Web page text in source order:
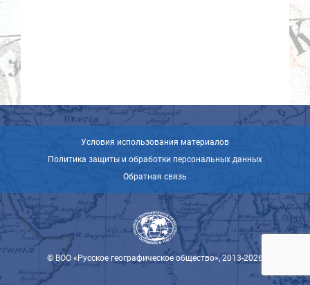
Условия использования материалов
Политика защиты и обработки персональных данных
Обратная связь
© ВОО «Русское географическое общество», 2013-2026